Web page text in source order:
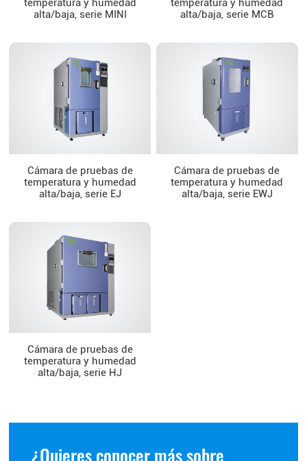
temperatura y humedad
alta/baja, serie MINI
temperatura y humedad
alta/baja, serie MCB
Cámara de pruebas de
temperatura y humedad
alta/baja, serie EJ
Cámara de pruebas de
temperatura y humedad
alta/baja, serie EWJ
Cámara de pruebas de
temperatura y humedad
alta/baja, serie HJ
¿Quieres conocer más sobre